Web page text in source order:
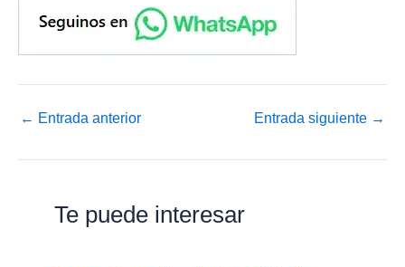
← Entrada anterior Entrada siguiente →
Te puede interesar